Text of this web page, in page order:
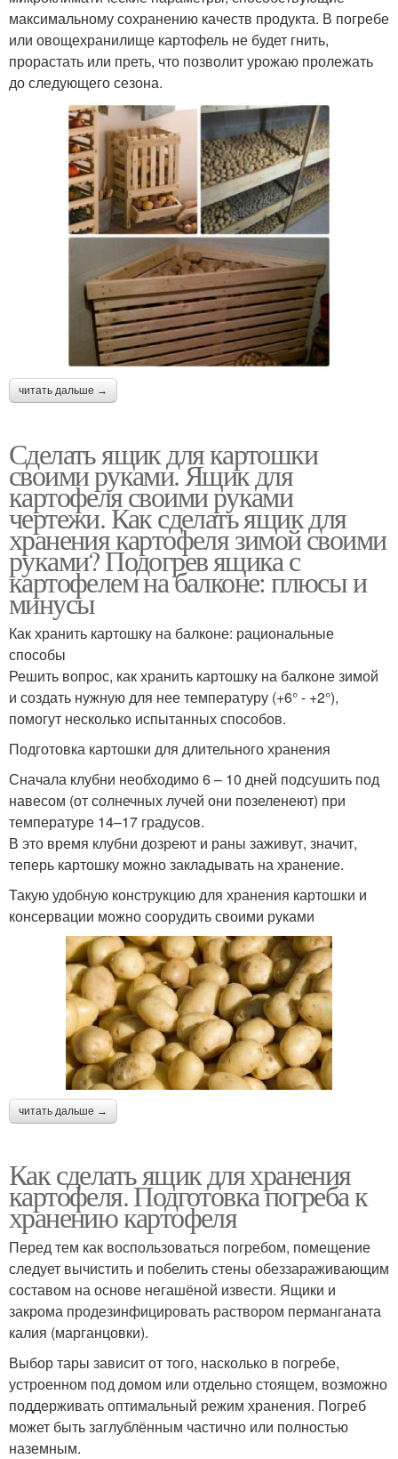
максимальному сохранению качеств продукта. В погребе
или овощехранилище картофель не будет гнить,
прорастать или преть, что позволит урожаю пролежать
до следующего сезона.
читать дальше →
Сделать ящик для картошки
своими руками. Ящик для
картофеля своими руками
чертежи. Как сделать ящик для
хранения картофеля зимой своими
руками? Подогрев ящика с
картофелем на балконе: плюсы и
минусы
Как хранить картошку на балконе: рациональные
способы
Решить вопрос, как хранить картошку на балконе зимой
и создать нужную для нее температуру (+6° - +2°),
помогут несколько испытанных способов.
Подготовка картошки для длительного хранения
Сначала клубни необходимо 6 – 10 дней подсушить под
навесом (от солнечных лучей они позеленеют) при
температуре 14–17 градусов.
В это время клубни дозреют и раны заживут, значит,
теперь картошку можно закладывать на хранение.
Такую удобную конструкцию для хранения картошки и
консервации можно соорудить своими руками
читать дальше →
Как сделать ящик для хранения
картофеля. Подготовка погреба к
хранению картофеля
Перед тем как воспользоваться погребом, помещение
следует вычистить и побелить стены обеззараживающим
составом на основе негашёной извести. Ящики и
закрома продезинфицировать раствором перманганата
калия (марганцовки).
Выбор тары зависит от того, насколько в погребе,
устроенном под домом или отдельно стоящем, возможно
поддерживать оптимальный режим хранения. Погреб
может быть заглублённым частично или полностью
наземным.